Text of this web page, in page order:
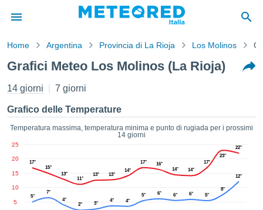
di
stati
da
che le
di
a
Home Argentina Provincia di La Rioja Los Molinos
Grafici Meteo Los Molinos (La Rioja)
14 giorni 7 giorni
Grafico delle Temperature
Temperatura massima, temperatura minima e punto di rugiada per i prossimi
14 giorni
5
10
15
20
25
17°
15°
13°
11°
13° 13°
14°
17°
16°
14°
14°
17°
23°
22°
5°
7°
4°
2°
3°
4° 4°
5° 6° 6° 6° 5°
8°
12°